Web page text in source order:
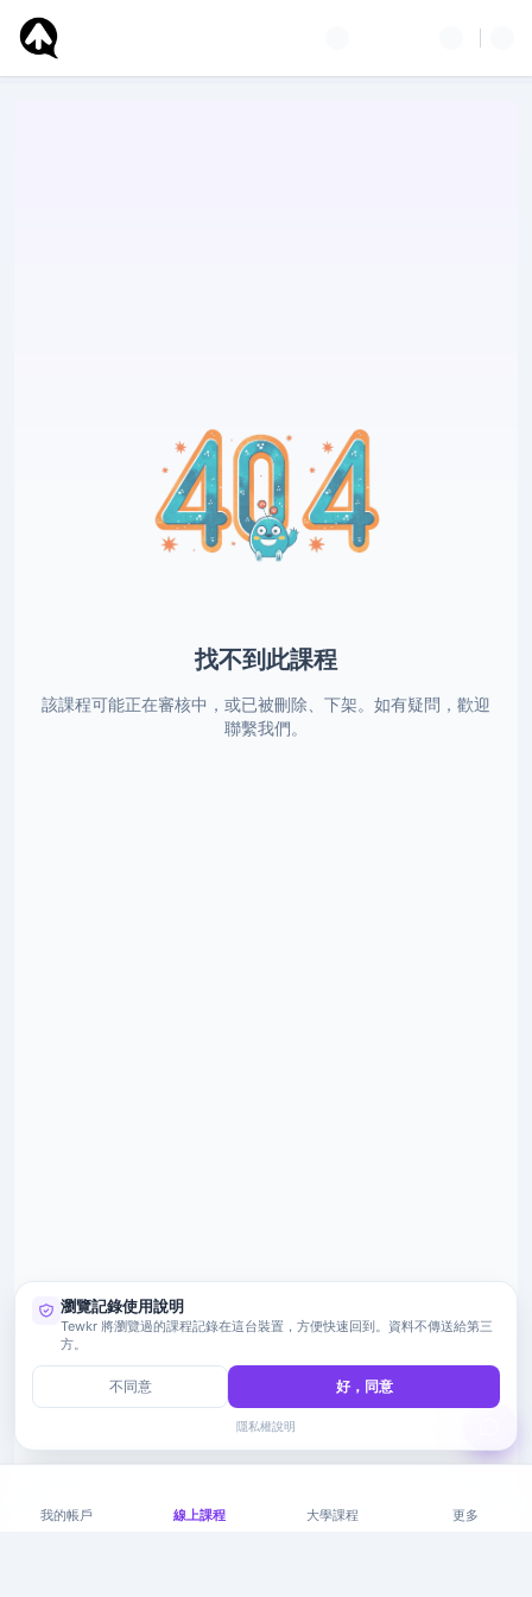
找不到此課程
該課程可能正在審核中，或已被刪除、下架。如有疑問，歡迎
聯繫我們。
我的帳戶 線上課程 大學課程 更多
瀏覽記錄使用說明
Tewkr 將瀏覽過的課程記錄在這台裝置，方便快速回到。資料不傳送給第三
方。
不同意 好，同意
隱私權說明